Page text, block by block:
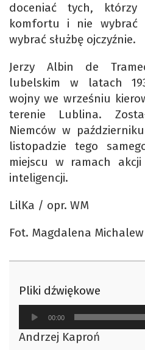
doceniać tych,
komfortu i nie wybrać
wybrać służbę ojczyźnie.
Jerzy Albin de
lubelskim w latach
wojny we wrześniu
terenie Lublina.
Niemców w
listopadzie tego
miejscu w ramach
inteligencji.
LilKa / opr. WM
Fot. Magdalena Michalew
Pliki dźwiękowe
Odtwarzacz
plików
dźwiękowych
00:00
Andrzej Kaproń